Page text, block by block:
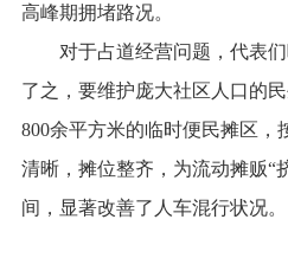
高峰期拥堵路况。
对于占道经营问题，代表们
了之，要维护庞大社区人口的
800余平方米的临时便民摊区，
清晰，摊位整齐，为流动摊贩“
间，显著改善了人车混行状况。